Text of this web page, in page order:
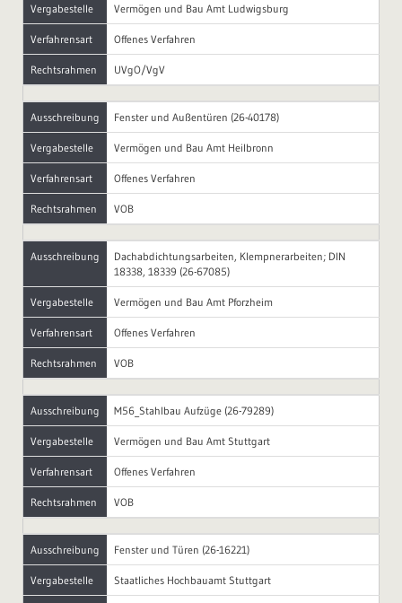
Vergabestelle Vermögen und Bau Amt Ludwigsburg
Verfahrensart Offenes Verfahren
Rechtsrahmen UVgO/VgV
Ausschreibung Fenster und Außentüren (26-40178)
Vergabestelle Vermögen und Bau Amt Heilbronn
Verfahrensart Offenes Verfahren
Rechtsrahmen VOB
Ausschreibung
Dachabdichtungsarbeiten, Klempnerarbeiten; DIN
18338, 18339 (26-67085)
Vergabestelle Vermögen und Bau Amt Pforzheim
Verfahrensart Offenes Verfahren
Rechtsrahmen VOB
Ausschreibung M56_Stahlbau Aufzüge (26-79289)
Vergabestelle Vermögen und Bau Amt Stuttgart
Verfahrensart Offenes Verfahren
Rechtsrahmen VOB
Ausschreibung Fenster und Türen (26-16221)
Vergabestelle Staatliches Hochbauamt Stuttgart